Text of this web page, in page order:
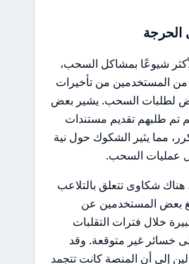
الحرجة
شيوعًا بمشاكل السحب،
من المستخدمين من تأخيرات
لطلبات السحب. يشير بعض
تم طلبهم تقديم مستندات
مما يثير الشكوك حول نية
عمليات السحب.
هناك شكاوى تتعلق بالتلاعب
بعض المستخدمين عن
خلال فترات التقلبات
خسائر غير متوقعة. وقد
إلى أن المنصة كانت تتجمد